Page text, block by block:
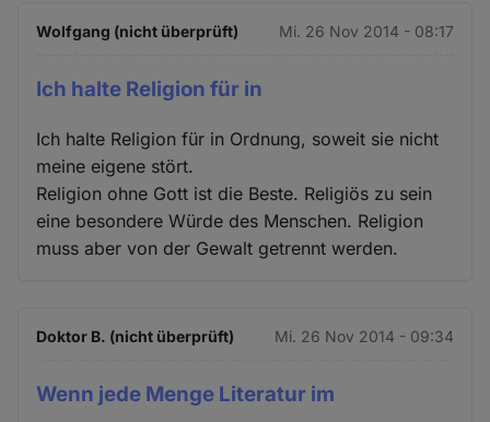
Wolfgang (nicht überprüft) Mi. 26 Nov 2014 - 08:17
Ich halte Religion für in
Ich halte Religion für in Ordnung, soweit sie nicht
meine eigene stört.
Religion ohne Gott ist die Beste. Religiös zu sein
eine besondere Würde des Menschen. Religion
muss aber von der Gewalt getrennt werden.
Doktor B. (nicht überprüft) Mi. 26 Nov 2014 - 09:34
Wenn jede Menge Literatur im